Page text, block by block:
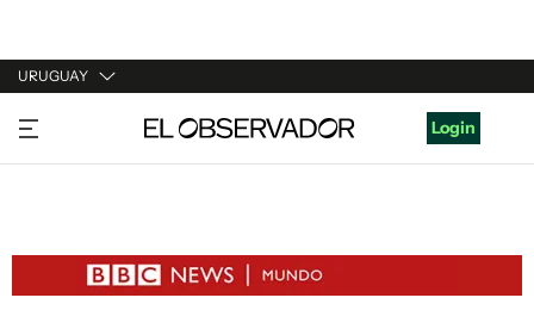
URUGUAY
URUGUAY
ARGENTINA
ESTADOS UNIDOS
Login